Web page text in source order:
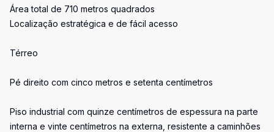
Área total de 710 metros quadrados
Localização estratégica e de fácil acesso
Térreo
Pé direito com cinco metros e setenta centímetros
Piso industrial com quinze centímetros de espessura na parte
interna e vinte centímetros na externa, resistente a caminhões